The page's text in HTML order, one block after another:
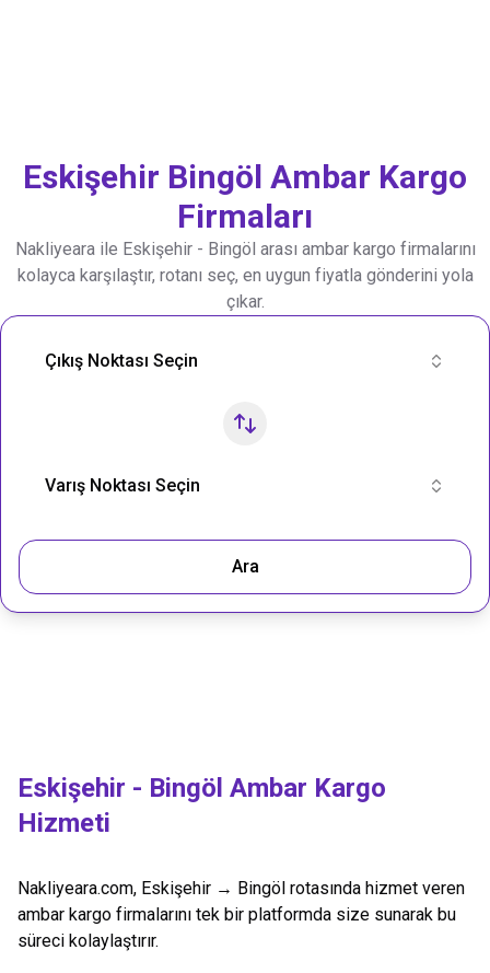
Eskişehir Bingöl Ambar Kargo
Firmaları
Nakliyeara ile Eskişehir- Bingöl arası ambar kargo firmalarını
kolayca karşılaştır, rotanı seç, en uygun fiyatla gönderini yola
çıkar.
Nakliye Rotası Ara
Çıkış Noktası Seçin
Varış Noktası Seçin
Ara
Eskişehir - Bingöl Ambar Kargo
Hizmeti
Nakliyeara.com, Eskişehir → Bingöl rotasında hizmet veren
ambar kargo firmalarını tek bir platformda size sunarak bu
süreci kolaylaştırır.